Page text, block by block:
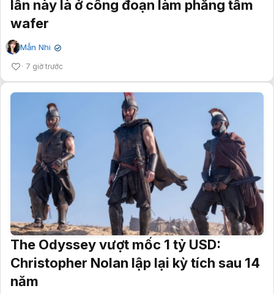
lần này là ở công đoạn làm phẳng tấm
wafer
Mẫn Nhi ✔
7 giờ trước
The Odyssey vượt mốc 1 tỷ USD:
Christopher Nolan lập lại kỳ tích sau 14
năm